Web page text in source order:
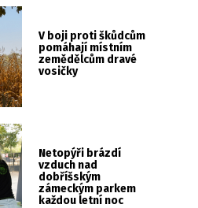
V boji proti škůdcům
pomáhají místním
zemědělcům dravé
vosičky
Netopýři brázdí
vzduch nad
dobříšským
zámeckým parkem
každou letní noc